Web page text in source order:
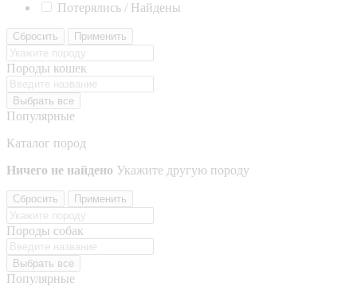
Потерялись / Найдены
Сбросить Применить
Породы кошек
Выбрать все
Популярные
Каталог пород
Ничего не найдено Укажите другую породу
Сбросить Применить
Породы собак
Выбрать все
Популярные